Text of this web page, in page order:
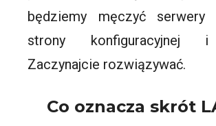
będziemy męczyć serwery
strony konfiguracyjnej i
Zaczynajcie rozwiązywać.
Co oznacza skrót